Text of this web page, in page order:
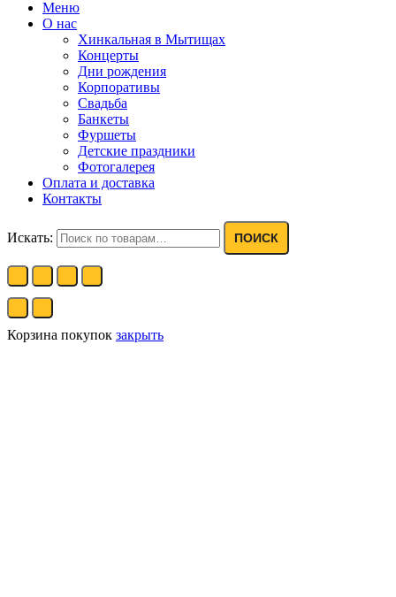
Меню
О нас
Хинкальная в Мытищах
Концерты
Дни рождения
Корпоративы
Свадьба
Банкеты
Фуршеты
Детские праздники
Фотогалерея
Оплата и доставка
Контакты
Искать: ПОИСК
Корзина покупок закрыть